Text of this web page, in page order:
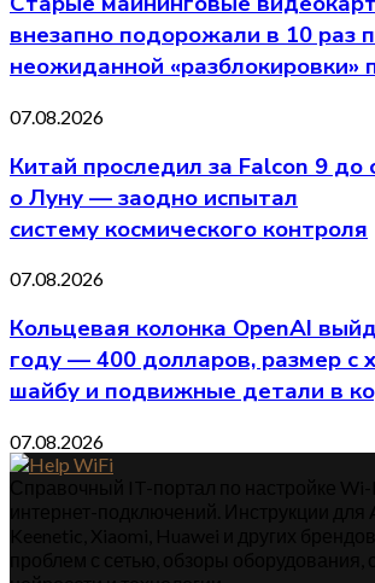
внезапно подорожали в 10 раз
неожиданной «разблокировки»
07.08.2026
Китай проследил за Falcon 9 до
о Луну — заодно испытал
систему космического контроля
07.08.2026
Кольцевая колонка OpenAI
году — 400 долларов, размер с
шайбу и подвижные детали в
07.08.2026